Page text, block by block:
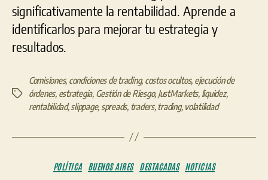
significativamente la rentabilidad. Aprende a
identificarlos para mejorar tu estrategia y
resultados.
Etiquetas
Comisiones, condiciones de trading, costos ocultos, ejecución de
órdenes, estrategia, Gestión de Riesgo, JustMarkets, liquidez,
rentabilidad,slippage, spreads, traders,trading, volatilidad
Categorías
POLÍTICA BUENOS AIRES DESTACADAS NOTICIAS